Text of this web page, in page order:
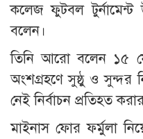
কলেজ ফুটবল
বলেন।
তিনি আরো বলেন ১৫
অংশগ্রহণে সুষ্ঠু ও সুন্দর
নেই নির্বাচন প্রতিহত
মাইনাস ফোর ফর্মুলা